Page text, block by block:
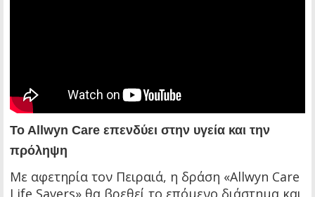
To Allwyn Care επενδύει στην υγεία και την
πρόληψη
Με αφετηρία τον Πειραιά, η δράση «Allwyn Care
Life Savers» θα βρεθεί το επόμενο διάστημα και